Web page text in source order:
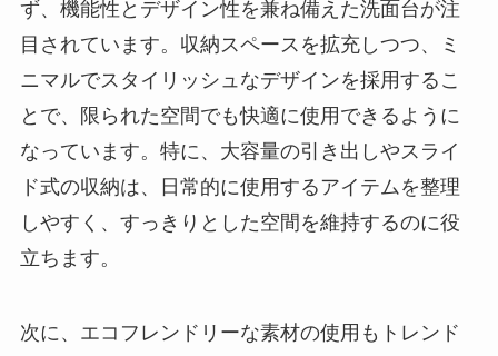
ず、機能性とデザイン性を兼ね備えた洗面台が注
目されています。収納スペースを拡充しつつ、ミ
ニマルでスタイリッシュなデザインを採用するこ
とで、限られた空間でも快適に使用できるように
なっています。特に、大容量の引き出しやスライ
ド式の収納は、日常的に使用するアイテムを整理
しやすく、すっきりとした空間を維持するのに役
立ちます。
次に、エコフレンドリーな素材の使用もトレンド